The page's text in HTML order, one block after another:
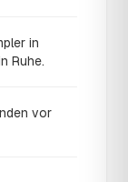
in
Ruhe.
vor